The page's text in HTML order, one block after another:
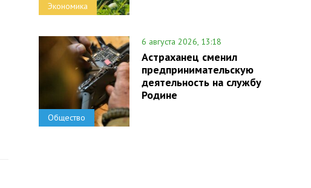
Экономика
Общество
6 августа 2026, 13:18
Астраханец сменил
предпринимательскую
деятельность на службу
Родине